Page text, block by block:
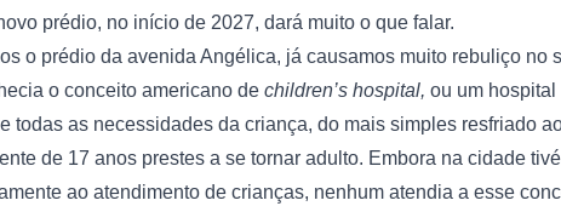
prédio, no início de 2027, dará muito o que falar.
o prédio da avenida Angélica, já causamos muito rebuliço no
o conceito americano de children’s hospital, ou um
todas as necessidades da criança, do mais simples resfriado
de 17 anos prestes a se tornar adulto. Embora na cidade
ao atendimento de crianças, nenhum atendia a esse